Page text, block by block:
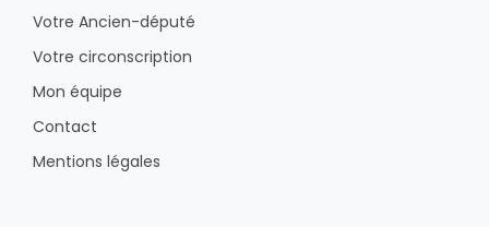
Votre Ancien-député
Votre circonscription
Mon équipe
Contact
Mentions légales